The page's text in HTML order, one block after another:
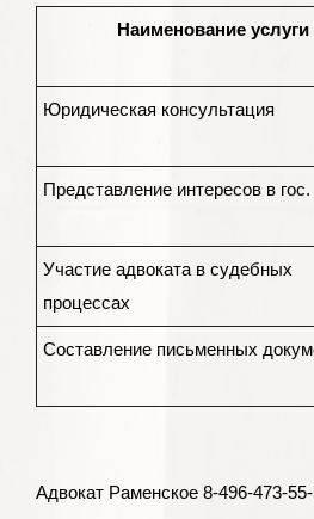
Наименование услуги
Юридическая консультация
Представление интересов в гос.
Участие адвоката в судебных
процессах
Составление письменных
Адвокат Раменское 8-496-473-